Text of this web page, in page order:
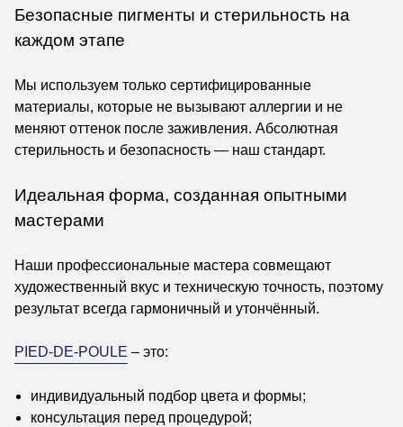
Безопасные пигменты и стерильность на
каждом этапе
Мы используем только сертифицированные
материалы, которые не вызывают аллергии и не
меняют оттенок после заживления. Абсолютная
стерильность и безопасность — наш стандарт.
Идеальная форма, созданная опытными
мастерами
Наши профессиональные мастера совмещают
художественный вкус и техническую точность, поэтому
результат всегда гармоничный и утончённый.
PIED-DE-POULE – это:
индивидуальный подбор цвета и формы;
консультация перед процедурой;